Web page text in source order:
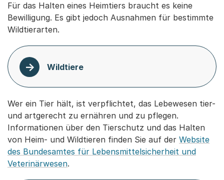
Für das Halten eines Heimtiers braucht es keine
Bewilligung. Es gibt jedoch Ausnahmen für bestimmte
Wildtierarten.
Wildtiere
Wer ein Tier hält, ist verpflichtet, das Lebewesen tier-
und artgerecht zu ernähren und zu pflegen.
Informationen über den Tierschutz und das Halten
von Heim- und Wildtieren finden Sie auf der Website
des Bundesamtes für Lebensmittelsicherheit und
Veterinärwesen.